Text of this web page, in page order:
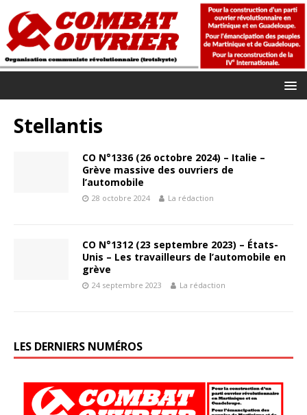
Stellantis
CO N°1336 (26 octobre 2024) – Italie –
Grève massive des ouvriers de
l’automobile
28 octobre 2024 La rédaction
CO N°1312 (23 septembre 2023) – États-
Unis – Les travailleurs de l’automobile en
grève
24 septembre 2023 La rédaction
LES DERNIERS NUMÉROS